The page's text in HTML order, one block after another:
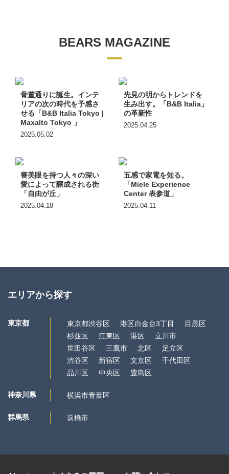
BEARS MAGAZINE
骨董通りに誕生。インテ
リアの次の時代を予感さ
せる「B&B Italia Tokyo |
Maxalto Tokyo 」
2025.05.02
先見の明からトレンドを
生み出す。「B&B Italia」
の革新性
2025.04.25
審美眼を持つ人々の深い
愛によって醸成される街
「自由が丘」
2025.04.18
五感で家電を知る。
「Miele Experience
Center 表参道」
2025.04.11
エリアから探す
東京都 東京都渋谷区 港区白金台3丁目
目黒区
杉並区
江東区 港区
立川市
世田谷区
三鷹市 北区
足立区
渋谷区
新宿区 文京区
千代田区
品川区
中央区 豊島区
神奈川県 横浜市青葉区
群馬県 前橋市